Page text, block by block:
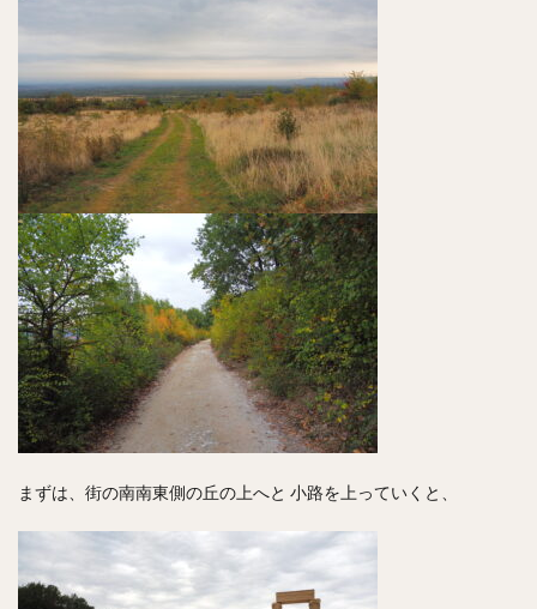
まずは、街の南南東側の丘の上へと 小路を上っていくと、